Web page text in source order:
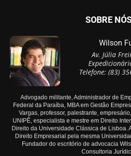
SOBRE
Wilson
Av. Júlia
Telefone: (83)
Advogado militante, Administrador de
Federal da Paraíba, MBA em Gestão
Vargas, professor, palestrante,
UNIPÊ, especialista e mestre em Direito
Direito da Universidade Clássica de Lisboa.
Direito Empresarial pela mesma
Fundador do escritório de advocacia
Consultoria